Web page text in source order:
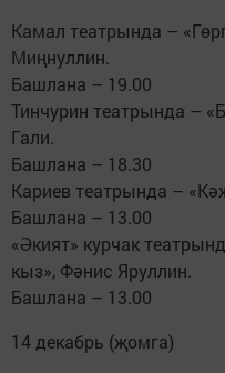
Камал театрында –
Миңнуллин.
Башлана – 19.00
Тинчурин театрында –
Гали.
Башлана – 18.30
Кариев театрында –
Башлана – 13.00
«Әкият» курчак
кыз», Фәнис Яруллин.
Башлана – 13.00
14 декабрь (җомга)